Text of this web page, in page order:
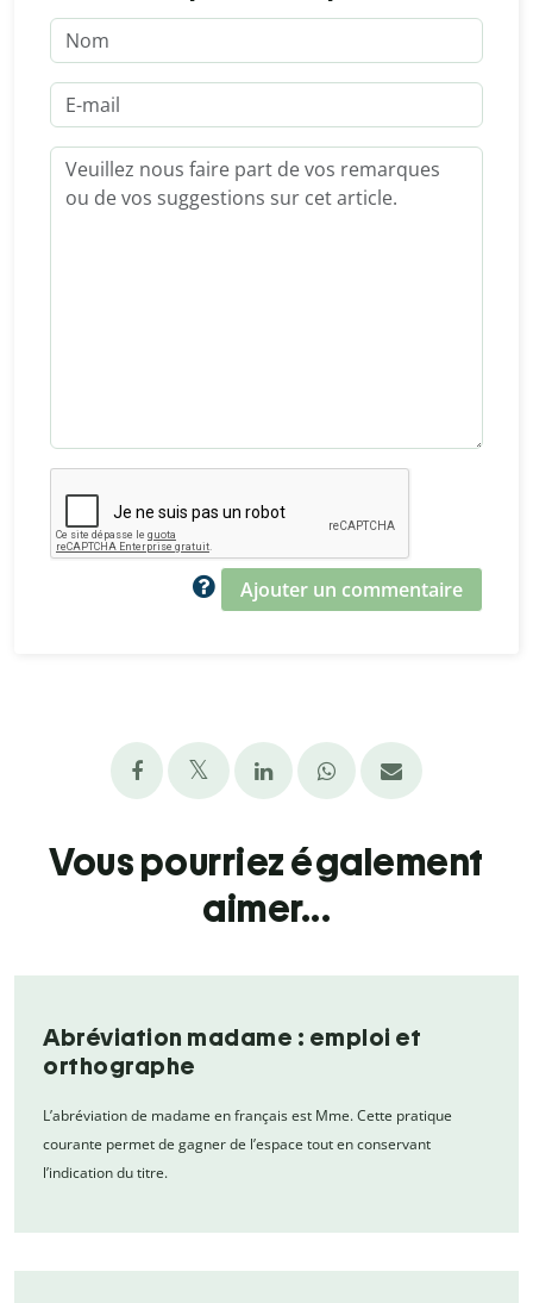
Ajouter un commentaire
Vous pourriez également
aimer...
Abréviation madame : emploi et
orthographe
L’abréviation de madame en français est Mme. Cette pratique
courante permet de gagner de l’espace tout en conservant
l’indication du titre.